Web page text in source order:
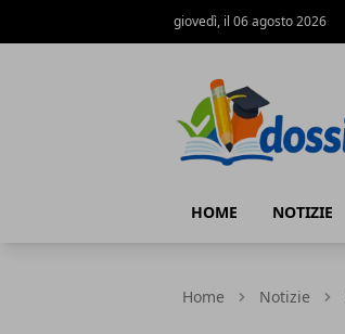
giovedì, il 06 agosto 2026
HOME NOTIZIE
Home Notizie